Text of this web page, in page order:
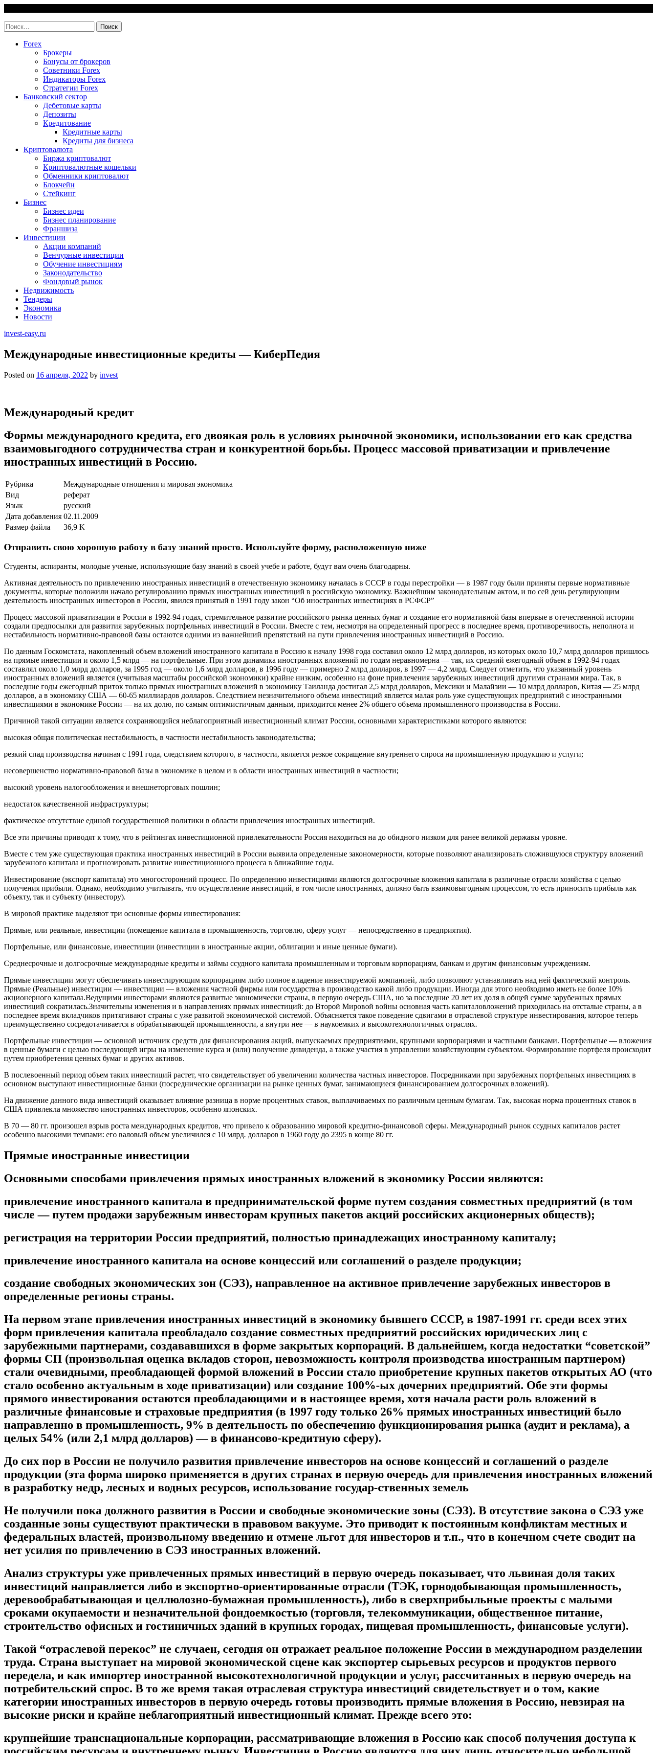
content
Найти:
Forex
Брокеры
Бонусы от брокеров
Советники Forex
Индикаторы Forex
Стратегии Forex
Банковский сектор
Дебетовые карты
Депозиты
Кредитование
Кредитные карты
Кредиты для бизнеса
Криптовалюта
Биржа криптовалют
Криптовалютные кошельки
Обменники криптовалют
Блокчейн
Стейкинг
Бизнес
Бизнес идеи
Бизнес планирование
Франшиза
Инвестиции
Акции компаний
Венчурные инвестиции
Обучение инвестициям
Законодательство
Фондовый рынок
Недвижимость
Тендеры
Экономика
Новости
invest-easy.ru
Международные инвестиционные кредиты — КиберПедия
Posted on 16 апреля, 2022 by invest
Международный кредит
Формы международного кредита, его двоякая роль в условиях рыночной экономики, использовании его как средства
взаимовыгодного сотрудничества стран и конкурентной борьбы. Процесс массовой приватизации и привлечение
иностранных инвестиций в Россию.
Рубрика
Международные отношения и мировая экономика
Вид
реферат
Язык
русский
Дата добавления 02.11.2009
Размер файла
36,9 K
Отправить свою хорошую работу в базу знаний просто. Используйте форму, расположенную ниже
Студенты, аспиранты, молодые ученые, использующие базу знаний в своей учебе и работе, будут вам очень благодарны.
Активная деятельность по привлечению иностранных инвестиций в отечественную экономику началась в СССР в годы перестройки — в 1987 году были приняты первые нормативные
документы, которые положили начало регулированию прямых иностранных инвестиций в российскую экономику. Важнейшим законодательным актом, и по сей день регулирующим
деятельность иностранных инвесторов в России, явился принятый в 1991 году закон “Об иностранных инвестициях в РСФСР”
Процесс массовой приватизации в России в 1992-94 годах, стремительное развитие российского рынка ценных бумаг и создание его нормативной базы впервые в отечественной истории
создали предпосылки для развития зарубежных портфельных инвестиций в России. Вместе с тем, несмотря на определенный прогресс в последнее время, противоречивость, неполнота и
нестабильность нормативно-правовой базы остаются одними из важнейший препятствий на пути привлечения иностранных инвестиций в Россию.
По данным Госкомстата, накопленный объем вложений иностранного капитала в Россию к началу 1998 года составил около 12 млрд долларов, из которых около 10,7 млрд долларов пришлось
на прямые инвестиции и около 1,5 млрд — на портфельные. При этом динамика иностранных вложений по годам неравномерна — так, их средний ежегодный объем в 1992-94 годах
составлял около 1,0 млрд долларов, за 1995 год — около 1,6 млрд долларов, в 1996 году — примерно 2 млрд долларов, в 1997 — 4,2 млрд. Следует отметить, что указанный уровень
иностранных вложений является (учитывая масштабы российской экономики) крайне низким, особенно на фоне привлечения зарубежных инвестиций другими странами мира. Так, в
последние годы ежегодный приток только прямых иностранных вложений в экономику Таиланда достигал 2,5 млрд долларов, Мексики и Малайзии — 10 млрд долларов, Китая — 25 млрд
долларов, а в экономику США — 60-65 миллиардов долларов. Следствием незначительного объема инвестиций является малая роль уже существующих предприятий с иностранными
инвестициями в экономике России — на их долю, по самым оптимистичным данным, приходится менее 2% общего объема промышленного производства в России.
Причиной такой ситуации является сохраняющийся неблагоприятный инвестиционный климат России, основными характеристиками которого являются:
высокая общая политическая нестабильность, в частности нестабильность законодательства;
резкий спад производства начиная с 1991 года, следствием которого, в частности, является резкое сокращение внутреннего спроса на промышленную продукцию и услуги;
несовершенство нормативно-правовой базы в экономике в целом и в области иностранных инвестиций в частности;
высокий уровень налогообложения и внешнеторговых пошлин;
недостаток качественной инфраструктуры;
фактическое отсутствие единой государственной политики в области привлечения иностранных инвестиций.
Все эти причины приводят к тому, что в рейтингах инвестиционной привлекательности Россия находиться на до обидного низком для ранее великой державы уровне.
Вместе с тем уже существующая практика иностранных инвестиций в России выявила определенные закономерности, которые позволяют анализировать сложившуюся структуру вложений
зарубежного капитала и прогнозировать развитие инвестиционного процесса в ближайшие годы.
Инвестирование (экспорт капитала) это многосторонний процесс. По определению инвестициями являются долгосрочные вложения капитала в различные отрасли хозяйства с целью
получения прибыли. Однако, необходимо учитывать, что осуществление инвестиций, в том числе иностранных, должно быть взаимовыгодным процессом, то есть приносить прибыль как
объекту, так и субъекту (инвестору).
В мировой практике выделяют три основные формы инвестирования:
Прямые, или реальные, инвестиции (помещение капитала в промышленность, торговлю, сферу услуг — непосредственно в предприятия).
Портфельные, или финансовые, инвестиции (инвестиции в иностранные акции, облигации и иные ценные бумаги).
Среднесрочные и долгосрочные международные кредиты и займы ссудного капитала промышленным и торговым корпорациям, банкам и другим финансовым учреждениям.
Прямые инвестиции могут обеспечивать инвестирующим корпорациям либо полное владение инвестируемой компанией, либо позволяют устанавливать над ней фактический контроль.
Прямые (Реальные) инвестиции — инвестиции — вложения частной фирмы или государства в производство какой либо продукции. Иногда для этого необходимо иметь не более 10%
акционерного капитала.Ведущими инвесторами являются развитые экономически страны, в первую очередь США, но за последние 20 лет их доля в общей сумме зарубежных прямых
инвестиций сократилась.Значительны изменения и в направлениях прямых инвестиций: до Второй Мировой войны основная часть капиталовложений приходилась на отсталые страны, а в
последнее время вкладчиков притягивают страны с уже развитой экономической системой. Объясняется такое поведение сдвигами в отраслевой структуре инвестирования, которое теперь
преимущественно сосредотачивается в обрабатывающей промышленности, а внутри нее — в наукоемких и высокотехнологичных отраслях.
Портфельные инвестиции — основной источник средств для финансирования акций, выпускаемых предприятиями, крупными корпорациями и частными банками. Портфельные — вложения
в ценные бумаги с целью последующей игры на изменение курса и (или) получение дивиденда, а также участия в управлении хозяйствующим субъектом. Формирование портфеля происходит
путем приобретения ценных бумаг и других активов.
В послевоенный период объем таких инвестиций растет, что свидетельствует об увеличении количества частных инвесторов. Посредниками при зарубежных портфельных инвестициях в
основном выступают инвестиционные банки (посреднические организации на рынке ценных бумаг, занимающиеся финансированием долгосрочных вложений).
На движение данного вида инвестиций оказывает влияние разница в норме процентных ставок, выплачиваемых по различным ценным бумагам. Так, высокая норма процентных ставок в
США привлекла множество иностранных инвесторов, особенно японских.
В 70 — 80 гг. произошел взрыв роста международных кредитов, что привело к образованию мировой кредитно-финансовой сферы. Международный рынок ссудных капиталов растет
особенно высокими темпами: его валовый объем увеличился с 10 млрд. долларов в 1960 году до 2395 в конце 80 гг.
Прямые иностранные инвестиции
Основными способами привлечения прямых иностранных вложений в экономику России являются:
привлечение иностранного капитала в предпринимательской форме путем создания совместных предприятий (в том
числе — путем продажи зарубежным инвесторам крупных пакетов акций российских акционерных обществ);
регистрация на территории России предприятий, полностью принадлежащих иностранному капиталу;
привлечение иностранного капитала на основе концессий или соглашений о разделе продукции;
создание свободных экономических зон (СЭЗ), направленное на активное привлечение зарубежных инвесторов в
определенные регионы страны.
На первом этапе привлечения иностранных инвестиций в экономику бывшего СССР, в 1987-1991 гг. среди всех этих
форм привлечения капитала преобладало создание совместных предприятий российских юридических лиц с
зарубежными партнерами, создававшихся в форме закрытых корпораций. В дальнейшем, когда недостатки “советской”
формы СП (произвольная оценка вкладов сторон, невозможность контроля производства иностранным партнером)
стали очевидными, преобладающей формой вложений в России стало приобретение крупных пакетов открытых АО (что
стало особенно актуальным в ходе приватизации) или создание 100%-ых дочерних предприятий. Обе эти формы
прямого инвестирования остаются преобладающими и в настоящее время, хотя начала расти роль вложений в
различные финансовые и страховые предприятия (в 1997 году только 26% прямых иностранных инвестиций было
направленно в промышленность, 9% в деятельность по обеспечению функционирования рынка (аудит и реклама), а
целых 54% (или 2,1 млрд долларов) — в финансово-кредитную сферу).
До сих пор в России не получило развития привлечение инвесторов на основе концессий и соглашений о разделе
продукции (эта форма широко применяется в других странах в первую очередь для привлечения иностранных вложений
в разработку недр, лесных и водных ресурсов, использование государ-ственных земель
Не получили пока должного развития в России и свободные экономические зоны (СЭЗ). В отсутствие закона о СЭЗ уже
созданные зоны существуют практически в правовом вакууме. Это приводит к постоянным конфликтам местных и
федеральных властей, произвольному введению и отмене льгот для инвесторов и т.п., что в конечном счете сводит на
нет усилия по привлечению в СЭЗ иностранных вложений.
Анализ структуры уже привлеченных прямых инвестиций в первую очередь показывает, что львиная доля таких
инвестиций направляется либо в экспортно-ориентированные отрасли (ТЭК, горнодобывающая промышленность,
деревообрабатывающая и целлюлозно-бумажная промышленность), либо в сверхприбыльные проекты с малыми
сроками окупаемости и незначительной фондоемкостью (торговля, телекоммуникации, общественное питание,
строительство офисных и гостиничных зданий в крупных городах, пищевая промышленность, финансовые услуги).
Такой “отраслевой перекос” не случаен, сегодня он отражает реальное положение России в международном разделении
труда. Страна выступает на мировой экономической сцене как экспортер сырьевых ресурсов и продуктов первого
передела, и как импортер иностранной высокотехнологичной продукции и услуг, рассчитанных в первую очередь на
потребительский спрос. В то же время такая отраслевая структура инвестиций свидетельствует и о том, какие
категории иностранных инвесторов в первую очередь готовы производить прямые вложения в Россию, невзирая на
высокие риски и крайне неблагоприятный инвестиционный климат. Прежде всего это:
крупнейшие транснациональные корпорации, рассматривающие вложения в Россию как способ получения доступа к